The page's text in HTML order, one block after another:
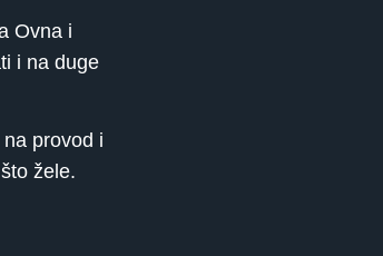
Ovna i
i na duge
provod i
žele.